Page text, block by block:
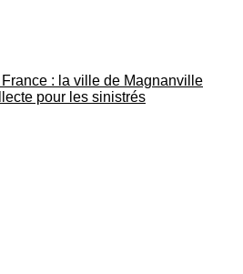
France : la ville de Magnanville
pour les sinistrés